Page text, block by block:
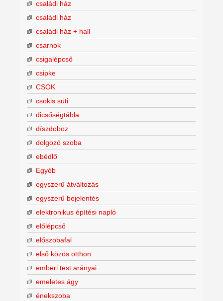
családi ház
családi ház
családi ház + hall
csarnok
csigalépcső
csipke
CSOK
csokis süti
dicsőségtábla
díszdoboz
dolgozó szoba
ebédlő
Egyéb
egyszerű átváltozás
egyszerű bejelentés
elektronikus építési napló
előlépcső
előszobafal
első közös otthon
emberi test arányai
emeletes ágy
énekszoba